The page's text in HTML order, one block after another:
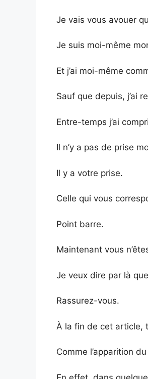
Je vais vous avouer
Je suis moi-même
Et j’ai moi-même
Sauf que depuis, j’ai
Entre-temps j’ai
Il n’y a pas de prise
Il y a votre prise.
Celle qui vous
Point barre.
Maintenant vous
Je veux dire par là
Rassurez-vous.
À la fin de cet article,
Comme l’apparition